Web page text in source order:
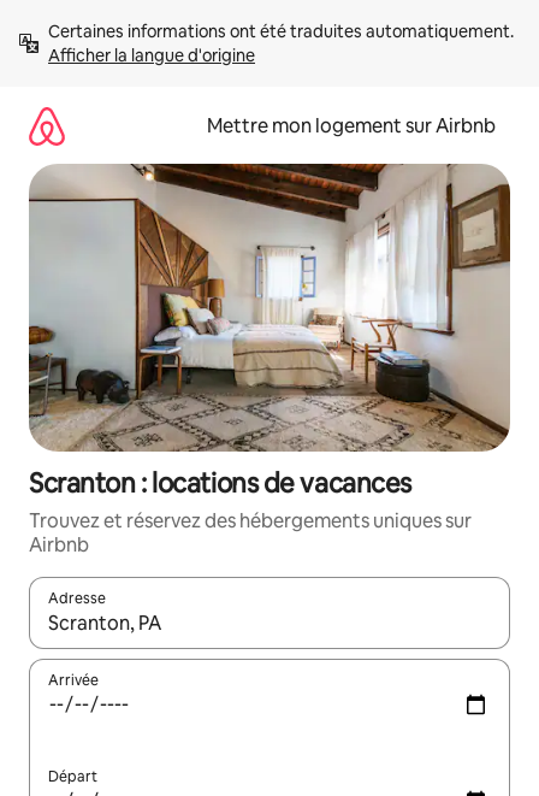
directement
Afficher la langue d'origine
Mettre mon logement sur Airbnb
Scranton : locations de vacances
Trouvez et réservez des hébergements uniques sur
Airbnb
Adresse
Lorsque les résultats s'affichent, utilisez les flèches vers le
Arrivée
Départ